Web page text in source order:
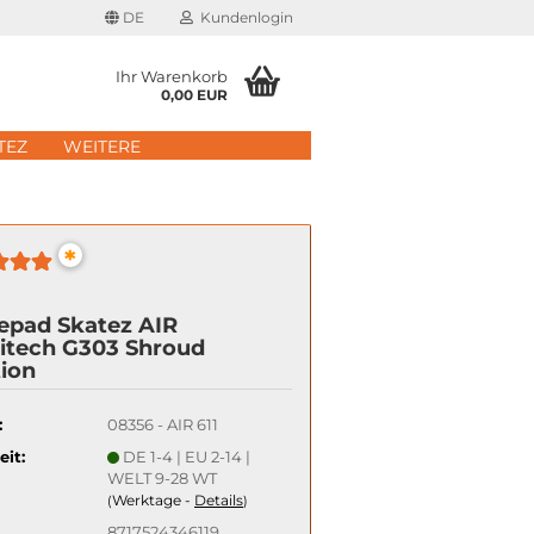
DE Kundenlogin
vergessen?
Schnelle Anmeldung mit
Ihr Warenkorb
0,00 EUR
WEITERE
*
Skatez AIR
G303 Shroud
08356 - AIR 611
DE 1-4 | EU 2-14 |
WELT 9-28 WT
(Werktage - Details)